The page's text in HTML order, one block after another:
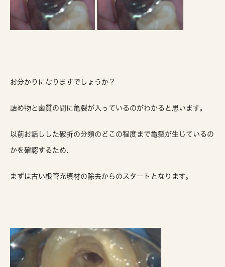
お分かりになりますでしょうか？
詰め物と歯質の間に亀裂が入っているのがわかると思います。
以前お話しした破折の分類のどこの程度まで亀裂が生じているの
かを確認するため、
まずは古い根管充填材の除去からのスタートとなります。